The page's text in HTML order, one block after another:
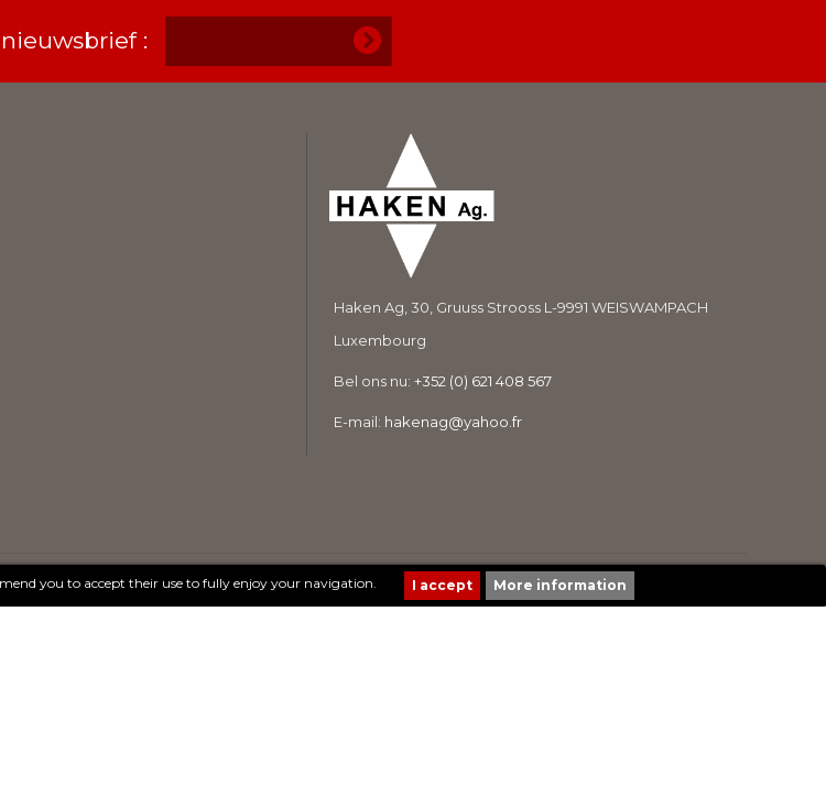
you to accept their use to fully enjoy your navigation. More information
:
Haken Ag, 30, Gruuss Strooss L-9991 WEISWAMPACH
Luxembourg
Bel ons nu:+352 (0) 621 408 567
E-mail: hakenag@yahoo.fr
Création de sites Internet | ProduWeb